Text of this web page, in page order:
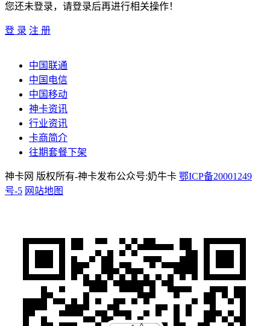
您还未登录，请登录后再进行相关操作！
登 录 注 册
中国联通
中国电信
中国移动
神卡资讯
行业资讯
卡商简介
往期套餐下架
神卡网 版权所有-神卡发布公众号:奶牛卡 鄂ICP备20001249
号-5 网站地图